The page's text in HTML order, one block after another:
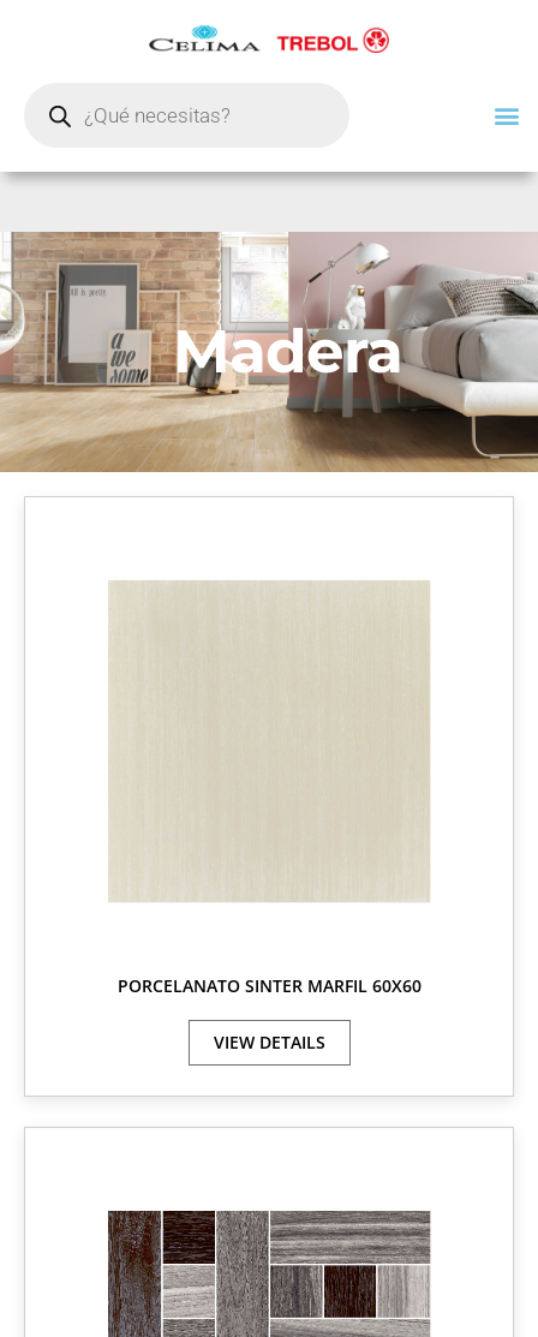
Madera
PORCELANATO SINTER MARFIL 60X60
VIEW DETAILS